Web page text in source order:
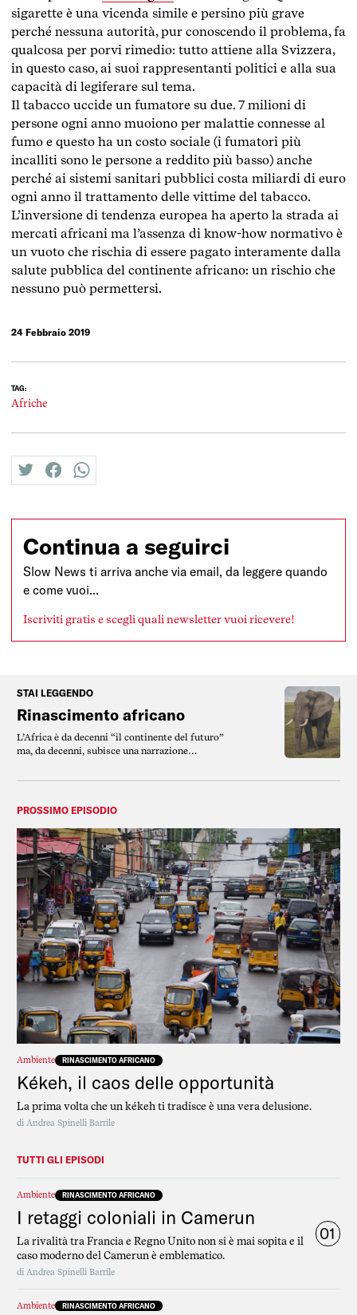
sigarette è una vicenda simile e persino più grave
perché nessuna autorità, pur conoscendo il problema, fa
qualcosa per porvi rimedio: tutto attiene alla Svizzera,
in questo caso, ai suoi rappresentanti politici e alla sua
capacità di legiferare sul tema.
Il tabacco uccide un fumatore su due. 7 milioni di
persone ogni anno muoiono per malattie connesse al
fumo e questo ha un costo sociale (i fumatori più
incalliti sono le persone a reddito più basso) anche
perché ai sistemi sanitari pubblici costa miliardi di euro
ogni anno il trattamento delle vittime del tabacco.
L’inversione di tendenza europea ha aperto la strada ai
mercati africani ma l’assenza di know-how normativo è
un vuoto che rischia di essere pagato interamente dalla
salute pubblica del continente africano: un rischio che
nessuno può permettersi.
24 Febbraio 2019
TAG:
Afriche
twitterfacebookwhatsapp
Continua a seguirci
Slow News ti arriva anche via email, da leggere quando
e come vuoi...
Iscriviti gratis e scegli quali newsletter vuoi ricevere!
STAI LEGGENDO
Rinascimento africano
L’Africa è da decenni “il continente del futuro”
ma, da decenni, subisce una narrazione
PROSSIMO EPISODIO
Ambiente RINASCIMENTO AFRICANO
Kékeh, il caos delle opportunità
La prima volta che un kékeh ti tradisce è una vera delusione.
di Andrea Spinelli Barrile
TUTTI GLI EPISODI
Ambiente RINASCIMENTO AFRICANO
I retaggi coloniali in Camerun
La rivalità tra Francia e Regno Unito non si è mai sopita e il
caso moderno del Camerun è emblematico.
di Andrea Spinelli Barrile
01
Ambiente RINASCIMENTO AFRICANO